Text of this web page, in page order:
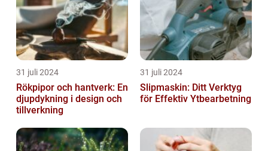
31 juli 2024
Rökpipor och hantverk: En
djupdykning i design och
tillverkning
31 juli 2024
Slipmaskin: Ditt Verktyg
för Effektiv Ytbearbetning